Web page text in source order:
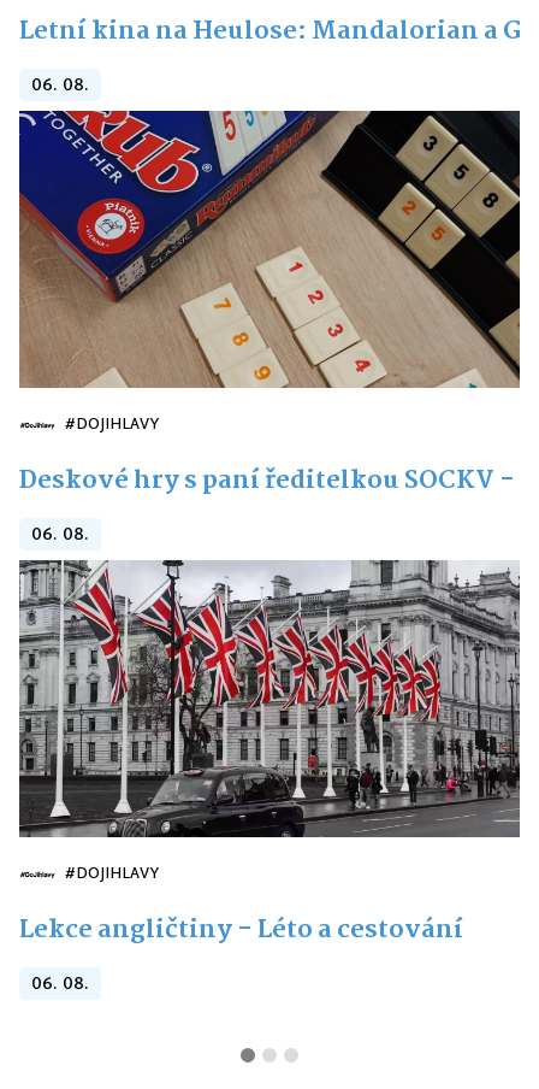
Letní kina na Heulose: Mandalorian a
06. 08.
#DOJIHLAVY
Deskové hry s paní ředitelkou SOCKV -
06. 08.
#DOJIHLAVY
Lekce angličtiny - Léto a cestování
06. 08.